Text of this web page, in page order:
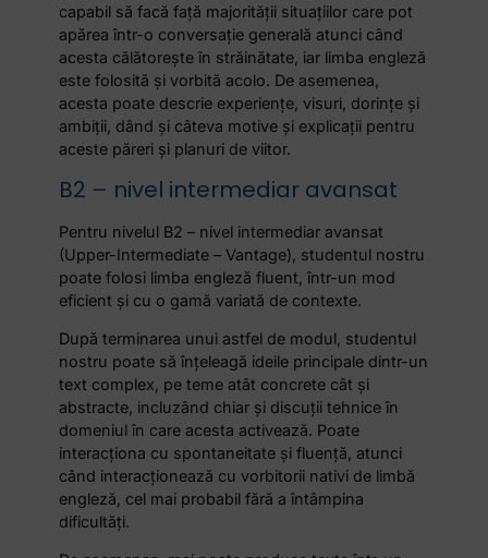
capabil să facă față majorității situațiilor care pot
apărea într-o conversație generală atunci când
acesta călătorește în străinătate, iar limba engleză
este folosită și vorbită acolo. De asemenea,
acesta poate descrie experiențe, visuri, dorințe și
ambiții, dând și câteva motive și explicații pentru
aceste păreri și planuri de viitor.
B2 – nivel intermediar avansat
Pentru nivelul B2 – nivel intermediar avansat
(Upper-Intermediate – Vantage), studentul nostru
poate folosi limba engleză fluent, într-un mod
eficient și cu o gamă variată de contexte.
După terminarea unui astfel de modul, studentul
nostru poate să înțeleagă ideile principale dintr-un
text complex, pe teme atât concrete cât și
abstracte, incluzând chiar și discuții tehnice în
domeniul în care acesta activează. Poate
interacționa cu spontaneitate și fluență, atunci
când interacționează cu vorbitorii nativi de limbă
engleză, cel mai probabil fără a întâmpina
dificultăți.